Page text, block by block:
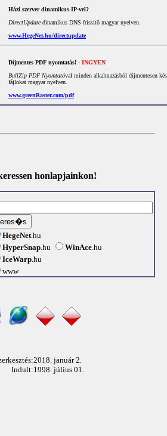
Házi szerver dinamikus IP-vel?
DirectUpdatedinamikus DNS frissítő magyar nyelven.
www.HegeNet.hu/directupdate
Díjmentes PDF nyomtatás! - INGYEN
BullZip PDF Nyomtatóval minden alkalmazásból díjmentesen
fájlokat magyar nyelven.
www.greenRaster.com/pdf
honlapjainkon!
HegeNet.hu
HyperSnap.hu WinAce.hu
IceWarp.hu
www
2018. január 2.
Indult:1998. július 01.